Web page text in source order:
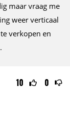
maar vraag me
weer verticaal
verkopen en
10 0